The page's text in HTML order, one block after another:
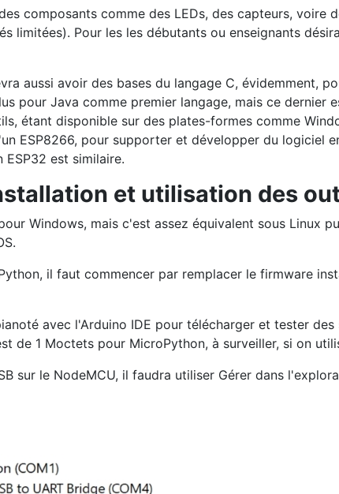
composants comme des LEDs, des capteurs,
limitées). Pour les les débutants ou enseignants
aussi avoir des bases du langage C, évidemment,
pour Java comme premier langage, mais ce
étant disponible sur des plates-formes comme
ESP8266, pour supporter et développer du logiciel
ESP32 est similaire.
et utilisation des
Windows, mais c'est assez équivalent sous Linux
il faut commencer par remplacer le firmware
avec l'Arduino IDE pour télécharger et tester
de 1 Moctets pour MicroPython, à surveiller, si on
sur le NodeMCU, il faudra utiliser Gérer dans